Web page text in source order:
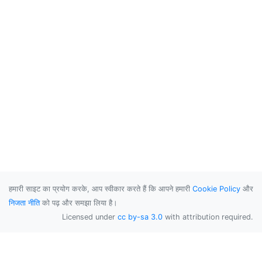
हमारी साइट का प्रयोग करके, आप स्वीकार करते हैं कि आपने हमारी Cookie Policy और
निजता नीतिको पढ़ और समझा लिया है।
Licensed under cc by-sa 3.0 with attribution required.